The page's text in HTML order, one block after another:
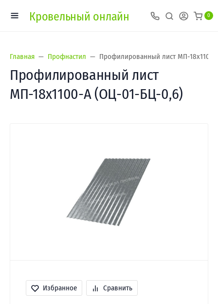
Кровельный онлайн 0
Главная Профнастил Профилированный лист МП-
Профилированный лист
МП-18х1100-A (ОЦ-01-БЦ-0,6)
Избранное Сравнить